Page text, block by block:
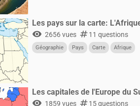
Les pays sur la carte:
visibility 2656 vues numbers11 questions
Géographie Pays Carte Afrique
Les capitales de l'Europe du
visibility 1859 vues numbers15 questions